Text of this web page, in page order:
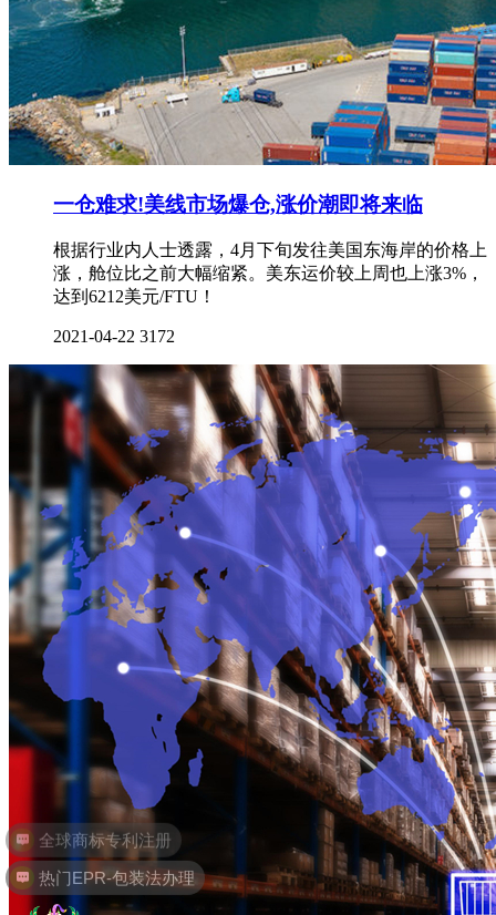
一仓难求!美线市场爆仓,涨价潮即将来临
根据行业内人士透露，4月下旬发往美国东海岸的价格上
涨，舱位比之前大幅缩紧。美东运价较上周也上涨3%，
达到6212美元/FTU！
2021-04-22 3172
热门EPR-包装法办理